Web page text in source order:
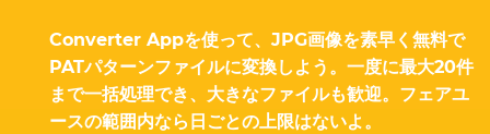
Converter Appを使って、JPG画像を素早く無料で
PATパターンファイルに変換しよう。一度に最大20件
まで一括処理でき、大きなファイルも歓迎。フェアユ
ースの範囲内なら日ごとの上限はないよ。